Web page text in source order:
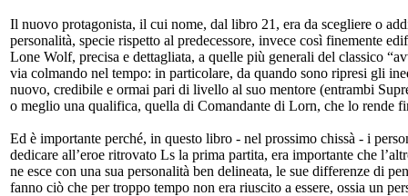
Il nuovo protagonista, il cui nome, dal libro 21, era da scegliere o
personalità, specie rispetto al predecessore, invece così finemente
Lone Wolf, precisa e dettagliata, a quelle più generali del classico
via colmando nel tempo: in particolare, da quando sono ripresi gli
nuovo, credibile e ormai pari di livello al suo mentore (entrambi
o meglio una qualifica, quella di Comandante di Lorn, che lo rende
Ed è importante perché, in questo libro - nel prossimo chissà - i
dedicare all’eroe ritrovato Ls la prima partita, era importante che
ne esce con una sua personalità ben delineata, le sue differenze di
fanno ciò che per troppo tempo non era riuscito a essere, ossia un